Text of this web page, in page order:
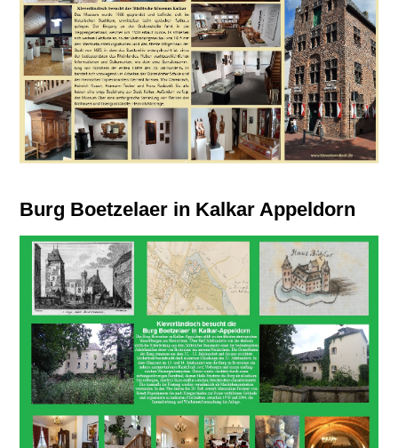
Burg Boetzelaer in Kalkar Appeldorn